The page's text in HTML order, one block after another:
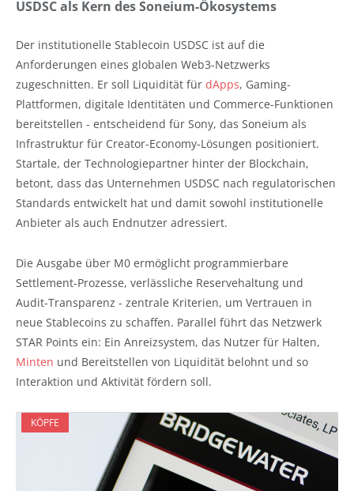
USDSC als Kern des Soneium-Ökosystems
Der institutionelle Stablecoin USDSC ist auf die
Anforderungen eines globalen Web3-Netzwerks
zugeschnitten. Er soll Liquidität für dApps, Gaming-
Plattformen, digitale Identitäten und Commerce-Funktionen
bereitstellen - entscheidend für Sony, das Soneium als
Infrastruktur für Creator-Economy-Lösungen positioniert.
Startale, der Technologiepartner hinter der Blockchain,
betont, dass das Unternehmen USDSC nach regulatorischen
Standards entwickelt hat und damit sowohl institutionelle
Anbieter als auch Endnutzer adressiert.
Die Ausgabe über M0 ermöglicht programmierbare
Settlement-Prozesse, verlässliche Reservehaltung und
Audit-Transparenz - zentrale Kriterien, um Vertrauen in
neue Stablecoins zu schaffen. Parallel führt das Netzwerk
STAR Points ein: Ein Anreizsystem, das Nutzer für Halten,
Minten und Bereitstellen von Liquidität belohnt und so
Interaktion und Aktivität fördern soll.
KÖPFE